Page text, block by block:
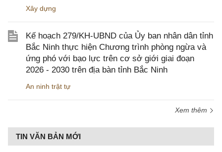
Xây dựng
Kế hoạch 279/KH-UBND của Ủy ban nhân dân tỉnh
Bắc Ninh thực hiện Chương trình phòng ngừa và
ứng phó với bạo lực trên cơ sở giới giai đoạn
2026 - 2030 trên địa bàn tỉnh Bắc Ninh
An ninh trật tự
Xem thêm
TIN VĂN BẢN MỚI